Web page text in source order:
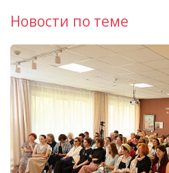
Новости по теме